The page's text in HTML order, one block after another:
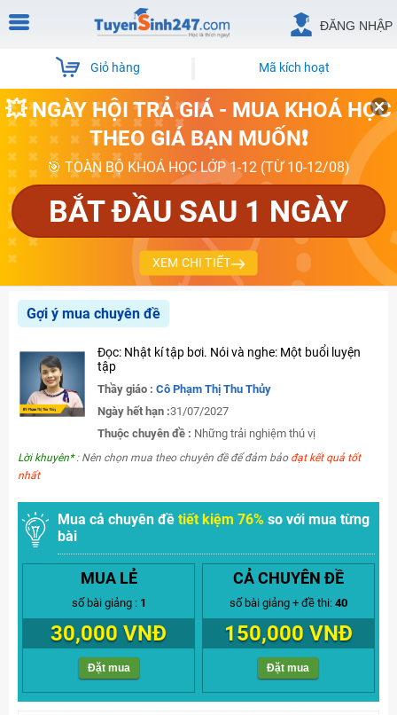
ĐĂNG NHẬP
Giỏ hàng Mã kích hoạt
💥 NGÀY HỘI TRẢ GIÁ - MUA KHOÁ HỌC
THEO GIÁ BẠN MUỐN❗
🎯 TOÀN BỘ KHOÁ HỌC LỚP 1-12 (TỪ 10-12/08)
BẮT ĐẦU SAU 1 NGÀY
XEM CHI TIẾT
Gợi ý mua chuyên đề
Đọc: Nhật kí tập bơi. Nói và nghe: Một buổi luyện
tập
Thầy giáo : Cô Phạm Thị Thu Thủy
Ngày hết hạn :31/07/2027
Thuộc chuyên đề : Những trải nghiệm thú vị
Lời khuyên*: Nên chọn mua theo chuyên đề để đảm bảo đạt kết quả tốt
nhất
Mua cả chuyên đề tiết kiệm 76% so với mua từng
bài
MUA LẺ
số bài giảng : 1
30,000 VNĐ
Đặt mua
CẢ CHUYÊN ĐỀ
số bài giảng + đề thi: 40
150,000 VNĐ
Đặt mua